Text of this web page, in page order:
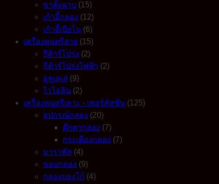
ขาตั้งฉาบ (15)
เก้าอี้กลอง (12)
เก้าอี้เปียโน (6)
เครื่องดนตรีสาย (15)
กีต้าร์โปร่ง (2)
กีต้าร์โปร่งไฟฟ้า (2)
อูคูเลเล่ (9)
ไวโอลิน (2)
เครื่องดนตรีเคาะ - เพอร์คัสชั่น (125)
อุปกรณ์กลอง (20)
ตุ๊กตากลอง (7)
กระเดื่องกลอง (7)
มาราคัส (4)
ขอบกลอง (9)
กลองบองโก้ (4)